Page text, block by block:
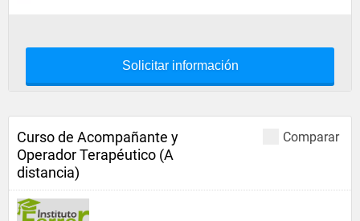
Solicitar información
Comparar
Curso de Acompañante y
Operador Terapéutico (A
distancia)